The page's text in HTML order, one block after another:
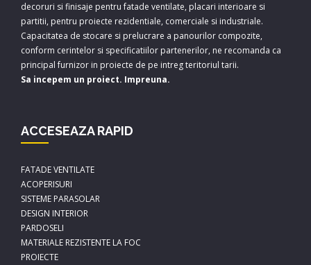
decoruri si finisaje pentru fatade ventilate, placari interioare si
partitii, pentru proiecte rezidentiale, comerciale si industriale.
Capacitatea de stocare si prelucrare a panourilor compozite,
conform cerintelor si specificatiilor partenerilor, ne recomanda ca
principal furnizor in proiecte de pe intreg teritoriul tarii.
Sa incepem un proiect. Impreuna.
ACCESEAZA RAPID
FATADE VENTILATE
ACOPERISURI
SISTEME PARASOLAR
DESIGN INTERIOR
PARDOSELI
MATERIALE REZISTENTE LA FOC
PROIECTE